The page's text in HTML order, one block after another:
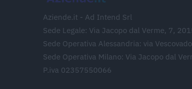
Aziende.it - Ad Intend Srl
Sede Legale: Via Jacopo dal Verme, 7,
Sede Operativa Alessandria: via
Sede Operativa Milano: Via Jacopo dal
P.iva 02357550066